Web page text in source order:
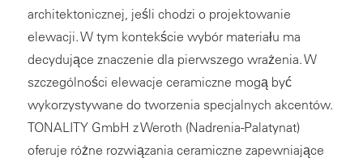
architektonicznej, jeśli chodzi o projektowanie
elewacji. W tym kontekście wybór materiału ma
decydujące znaczenie dla pierwszego wrażenia. W
szczególności elewacje ceramiczne mogą być
wykorzystywane do tworzenia specjalnych akcentów.
TONALITY GmbH z Weroth (Nadrenia-Palatynat)
oferuje różne rozwiązania ceramiczne zapewniające